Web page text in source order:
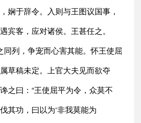
娴于辞令。入则与王图议国事，
宾客，应对诸侯。王甚任之。
同列，争宠而心害其能。怀王使屈
草稿未定。上官大夫见而欲夺
之曰：“王使屈平为令，众莫不
其功，曰以为‘非我莫能为